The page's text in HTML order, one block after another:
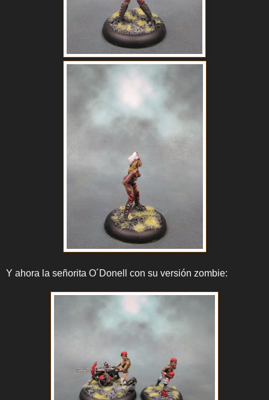
Y ahora la señorita O´Donell con su versión zombie: